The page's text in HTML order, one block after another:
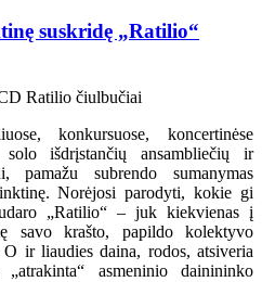
suskridę „Ratilio“
konkursuose, koncertinėse
solo išdrįstančių ansambliečių ir
pamažu subrendo sumanymas
Norėjosi parodyti, kokie gi
„Ratilio“ – juk kiekvienas į
savo krašto, papildo kolektyvo
ir liaudies daina, rodos, atsiveria
asmeninio dainininko